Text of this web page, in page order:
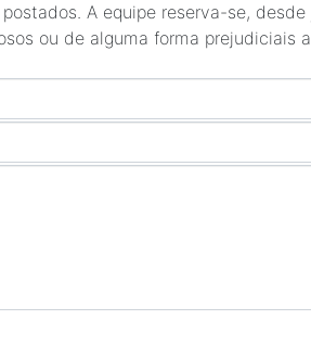
A equipe reserva-se,
ou de alguma forma prejudiciais